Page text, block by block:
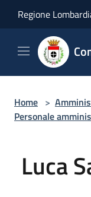
Regione
Home >
Personale
Luca